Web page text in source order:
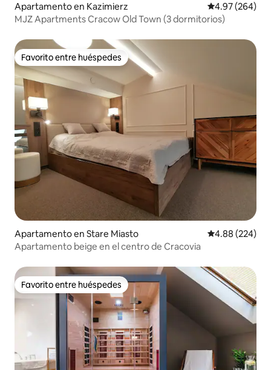
Apartamento en Kazimierz Calificación
4.97 (264)
MJZ Apartments Cracow Old Town (3 dormitorios)
Favorito entre huéspedes
Favorito entre huéspedes
Apartamento en Stare Miasto Calificación
4.88 (224)
Apartamento beige en el centro de Cracovia
Favorito entre huéspedes
Favorito entre huéspedes